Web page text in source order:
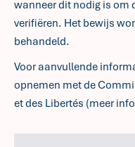
wanneer dit nodig is om
verifiëren. Het bewijs
behandeld.
Voor aanvullende
opnemen met de
et des Libertés (meer